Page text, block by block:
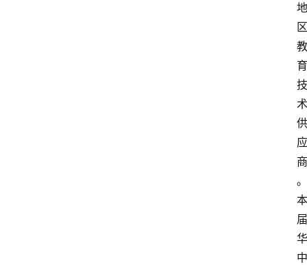
地
区
教
育
技
术
供
应
商
。
本
届
华
中